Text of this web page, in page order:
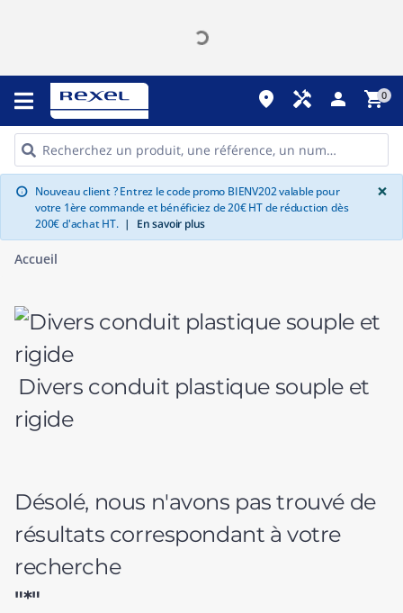
place handyman person shopping_cart0
info Nouveau client ? Entrez le code promo BIENV202 valable pour
votre 1ère commande et bénéficiez de 20€ HT de réduction dès
200€ d'achat HT. | En savoir plus
×
Accueil
Divers conduit plastique souple et
rigide
Désolé, nous n'avons pas trouvé de
résultats correspondant à votre
recherche
"*"